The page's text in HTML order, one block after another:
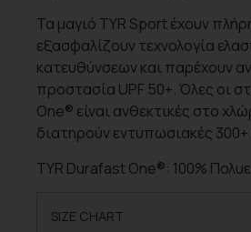
Τα μαγιό TYR Sport έχουν
εξασφαλίζουν τεχνολογία
κατευθύνσεων και παρέχουν
προστασία UPF 50+. Όλες οι
One® είναι ανθεκτικές στο
διατηρούν εντυπωσιακές
TYR Durafast One®: 100%
SIZE CHART